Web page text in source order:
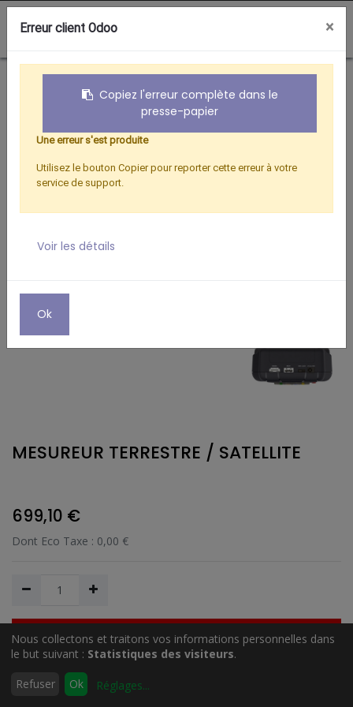
Rechercher
0
Boutique
Satellite
MESUREUR TERRESTRE / SATELLITE
MESUREUR TERRESTRE / SATELLITE
699,10 €
Dont Eco Taxe : 0,00 €
Ajouter au Panier
Ajouter à la liste de souhait
Nous collectons et traitons vos informations personnelles dans
le but suivant : Statistiques des visiteurs.
Refuser Ok Réglages...
Erreur client Odoo ×
Copiez l'erreur complète dans le
presse-papier
Une erreur s'est produite
Utilisez le bouton Copier pour reporter cette erreur à votre
service de support.
Voir les détails
Ok